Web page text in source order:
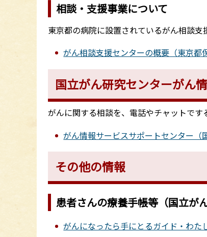
相談・支援事業について
東京都の病院に設置されているがん相談支
がん相談支援センターの概要（東京都
国立がん研究センターがん
がんに関する相談を、電話やチャットです
がん情報サービスサポートセンター（
その他の情報
患者さんの療養手帳等（国立が
がんになったら手にとるガイド・わた